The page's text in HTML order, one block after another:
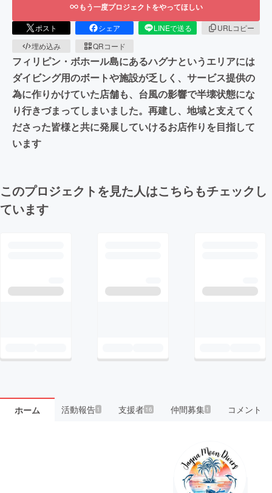
もう一度プロジェクトをやってほしい
ポスト シェア LINEで送る
URLコピー
埋め込み
QRコード
フィリピン・ボホール島にあるハグナというエリアには
ダイビング用のボートや施設が乏しく、サービス提供の
為に作りかけていた店舗も、台風の影響で半壊状態にな
り行きづまってしまいました。再建し、地域と支えてく
ださった皆様と共に発展していけるお店作りを目指して
います
このプロジェクトを見た人はこちらもチェックし
ています
ホーム 活動報告1 支援者 16 仲間募集 1 コメント